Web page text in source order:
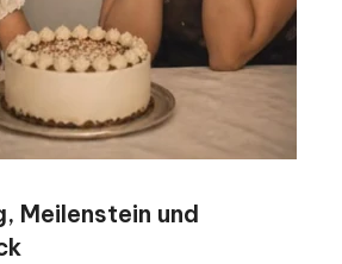
Meilenstein und